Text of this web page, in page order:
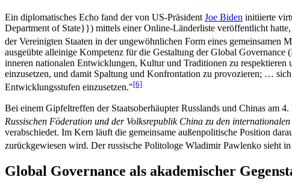
Ein diplomatisches Echo fand der von US-Präsident Joe Biden initiierte
Department of State}}) mittels einer Online-Länderliste veröffentlicht
der Vereinigten Staaten in der ungewöhnlichen Form eines gemeinsamen
ausgeübte alleinige Kompetenz für die Gestaltung der Global
inneren nationalen Entwicklungen, Kultur und Traditionen zu
einzusetzen, und damit Spaltung und Konfrontation zu provozieren; …
Entwicklungs­stufen einzusetzen."[6]
Bei einem Gipfeltreffen der Staatsoberhäupter Russlands und Chinas am
Russischen Föderation und der Volksrepublik China zu den
verabschiedet. Im Kern läuft die gemeinsame außenpolitische Position
zurückgewiesen wird. Der russische Politologe Wladimir Pawlenko sieht
Global Governance als akademischer